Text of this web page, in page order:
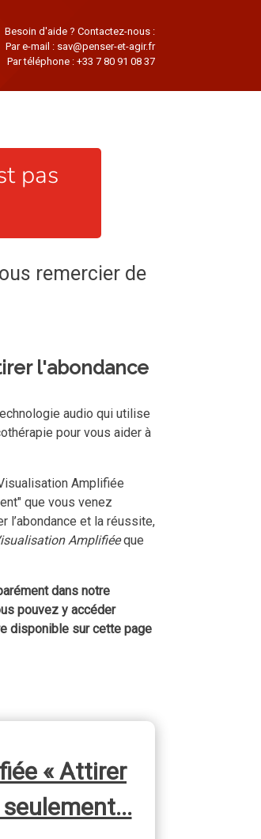
Besoin d'aide ? Contactez-nous :
Par e-mail : sav@penser-et-agir.fr
Par téléphone : +33 7 80 91 08 37
pas
remercier de
l'abondance
audio qui utilise
pour vous aider à
Amplifiée
que vous venez
l’abondance et la réussite,
Amplifiéeque
dans notre
pouvez y accéder
disponible sur cette page
« Attirer